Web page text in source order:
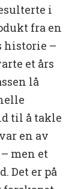
i
fra en
historie –
et års
lå
til å takle
en av
men et
Det er på